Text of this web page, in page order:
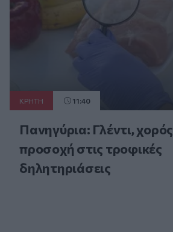
ΚΡΗΤΗ 11:40
Πανηγύρια: Γλέντι,
προσοχή στις τροφικές
δηλητηριάσεις